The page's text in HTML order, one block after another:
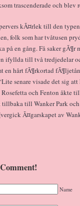
trascenderade och blev
kÃ¤rlek till den
folk som har tvåtusen
på en gång. Få saker gÃ¶r
ifyllda till två tredjedelar
en hårt fÃ¶rkortad
senare visade det sig
Rosefetta och Fenton åkte
tillbaka till Wanker Park
Ã¤garskapet av
Name